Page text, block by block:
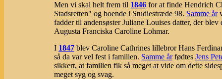
Men vi skal helt frem til 1846 for at finde Hendrich
Stadsretten" og boende i Studiestræde 98. Samme år
fadder til andensøster Juliane Louises datter, der
Augusta Franciska Caroline Lohmar.
I 1847 blev Caroline Cathrines lillebror Hans
så da var vel fest i familien. Samme årfødtes Jens
sikkert, at familien fik så meget at vide om dette
meget syg og svag.